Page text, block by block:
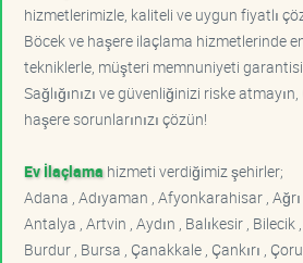
hizmetlerimizle, kaliteli ve uygun fiyatlı
Böcek ve haşere ilaçlama hizmetlerinde
tekniklerle, müşteri memnuniyeti
Sağlığınızı ve güvenliğinizi riske
haşere sorunlarınızı çözün!
Ev İlaçlama hizmeti verdiğimiz şehirler;
Adana , Adıyaman , Afyonkarahisar , Ağrı
Antalya , Artvin , Aydın , Balıkesir , Bilecik
Burdur , Bursa , Çanakkale , Çankırı ,